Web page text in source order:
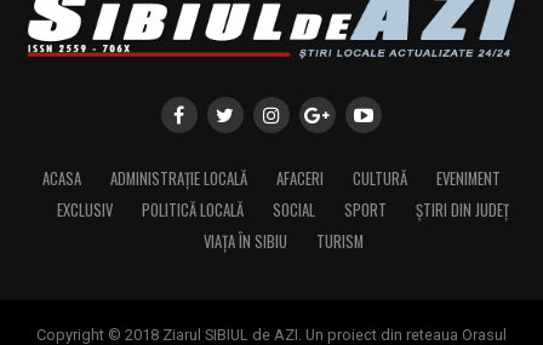
ACASA ADMINISTRAȚIE LOCALĂ AFACERI CULTURĂ
EVENIMENT
EXCLUSIV
POLITICĂ LOCALĂ SOCIAL SPORT
ȘTIRI DIN JUDEȚ
VIAȚA ÎN SIBIU
TURISM
Copyright © 2018 Ziarul SIBIUL de AZI. Un proiect din reteaua Orasul